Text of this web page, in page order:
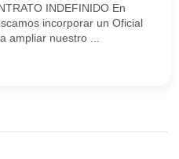
INDEFINIDO En
incorporar un Oficial
ampliar nuestro ...